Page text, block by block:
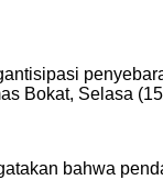
Bokat, Selasa
bahwa